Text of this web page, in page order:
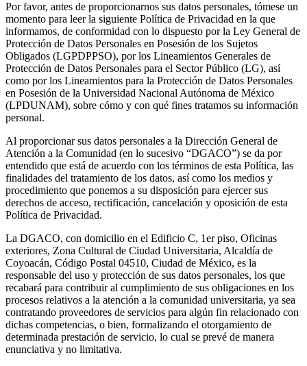
Por favor, antes de proporcionarnos sus datos personales, tómese un
momento para leer la siguiente Política de Privacidad en la que
informamos, de conformidad con lo dispuesto por la Ley General de
Protección de Datos Personales en Posesión de los Sujetos
Obligados (LGPDPPSO), por los Lineamientos Generales de
Protección de Datos Personales para el Sector Público (LG), así
como por los Lineamientos para la Protección de Datos Personales
en Posesión de la Universidad Nacional Autónoma de México
(LPDUNAM), sobre cómo y con qué fines tratamos su información
personal.
Al proporcionar sus datos personales a la Dirección General de
Atención a la Comunidad (en lo sucesivo “DGACO”) se da por
entendido que está de acuerdo con los términos de esta Política, las
finalidades del tratamiento de los datos, así como los medios y
procedimiento que ponemos a su disposición para ejercer sus
derechos de acceso, rectificación, cancelación y oposición de esta
Política de Privacidad.
La DGACO, con domicilio en el Edificio C, 1er piso, Oficinas
exteriores, Zona Cultural de Ciudad Universitaria, Alcaldía de
Coyoacán, Código Postal 04510, Ciudad de México, es la
responsable del uso y protección de sus datos personales, los que
recabará para contribuir al cumplimiento de sus obligaciones en los
procesos relativos a la atención a la comunidad universitaria, ya sea
contratando proveedores de servicios para algún fin relacionado con
dichas competencias, o bien, formalizando el otorgamiento de
determinada prestación de servicio, lo cual se prevé de manera
enunciativa y no limitativa.